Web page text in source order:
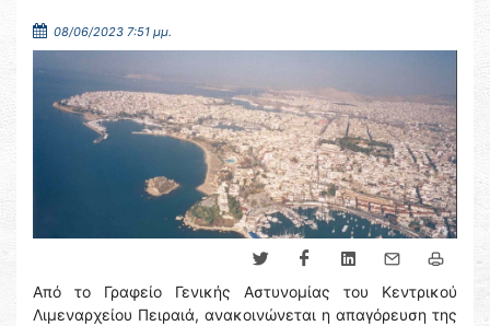
08/06/2023 7:51 μμ.
Από το Γραφείο Γενικής Αστυνομίας του Κεντρικού
Λιμεναρχείου Πειραιά, ανακοινώνεται η απαγόρευση της